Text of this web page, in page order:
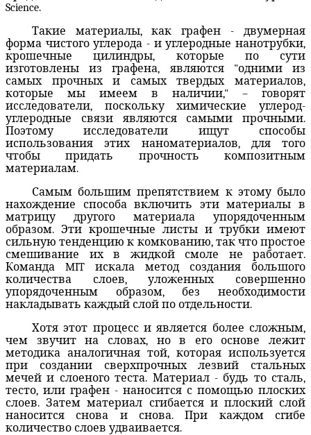
Science.
Такие материалы, как графен - двумерная
форма чистого углерода - и углеродные нанотрубки,
крошечные цилиндры, которые по сути
изготовлены из графена, являются "одними из
самых прочных и самых твердых материалов,
которые мы имеем в наличии," – говорят
исследователи, поскольку химические углерод-
углеродные связи являются самыми прочными.
Поэтому исследователи ищут способы
использования этих наноматериалов, для того
чтобы придать прочность композитным
материалам.
Самым большим препятствием к этому было
нахождение способа включить эти материалы в
матрицу другого материала упорядоченным
образом. Эти крошечные листы и трубки имеют
сильную тенденцию к комкованию, так что простое
смешивание их в жидкой смоле не работает.
Команда MIT искала метод создания большого
количества слоев, уложенных совершенно
упорядоченным образом, без необходимости
накладывать каждый слой по отдельности.
Хотя этот процесс и является более сложным,
чем звучит на словах, но в его основе лежит
методика аналогичная той, которая используется
при создании сверхпрочных лезвий стальных
мечей и слоеного теста. Материал - будь то сталь,
тесто, или графен - наносится с помощью плоских
слоев. Затем материал сгибается и плоский слой
наносится снова и снова. При каждом сгибе
количество слоев удваивается.